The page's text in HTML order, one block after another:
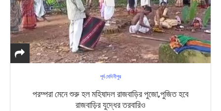
পূর্ব মেদিনীপুর
পরম্পরা মেনে শুরু হল মহিষাদল রাজবাড়ির পুজো,পুজিত হবে
রাজবাড়ির যুদ্ধের তরবারিও